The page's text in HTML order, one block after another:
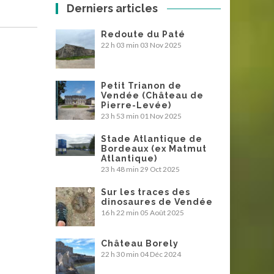
Derniers articles
Redoute du Paté
22 h 03 min 03 Nov 2025
Petit Trianon de
Vendée (Château de
Pierre-Levée)
23 h 53 min 01 Nov 2025
Stade Atlantique de
Bordeaux (ex Matmut
Atlantique)
23 h 48 min 29 Oct 2025
Sur les traces des
dinosaures de Vendée
16 h 22 min 05 Août 2025
Château Borely
22 h 30 min 04 Déc 2024